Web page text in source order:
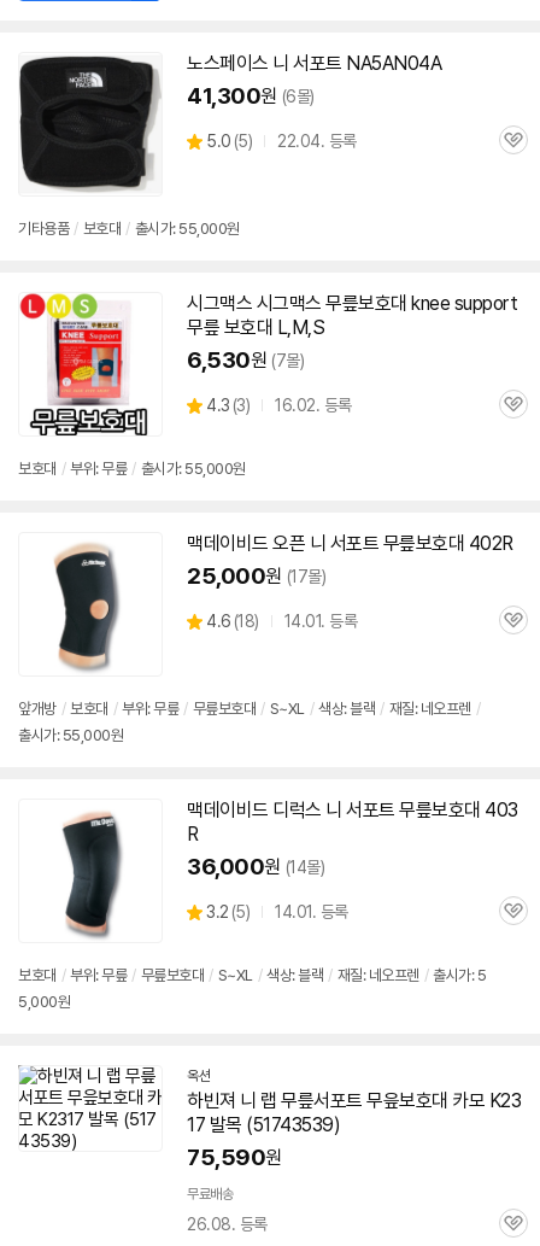
노스페이스 니 서포트 NA5AN04A
41,300원 (6몰)
별
5.0 (상
뷰
5) 22.04. 등록
관
기타용품 / 보호대 / 출시가: 55,000원
시그맥스 시그맥스 무릎보호대 knee support
무릎 보호대 L,M,S
6,530원 (7몰)
별
4.3 (상
3) 16.02. 등록
관
보호대 / 부위: 무릎 / 출시가: 55,000원
맥데이비드 오픈 니 서포트 무릎보호대 402R
25,000원 (17몰)
별
4.6 (상
뷰
18) 14.01. 등록
관
앞개방 / 보호대 / 부위: 무릎 / 무릎보호대 / S~XL / 색상: 블랙 / 재질: 네오프렌 /
출시가: 55,000원
맥데이비드 디럭스 니 서포트 무릎보호대 403
R
36,000원 (14몰)
별
3.2 (상
5) 14.01. 등록
관
보호대 / 부위: 무릎 / 무릎보호대 / S~XL / 색상: 블랙 / 재질: 네오프렌 / 출시가: 5
5,000원
옥션
하빈져 니 랩 무릎서포트 무읖보호대 카모 K23
17 발목 (51743539)
75,590원
무료배송
26.08. 등록
관